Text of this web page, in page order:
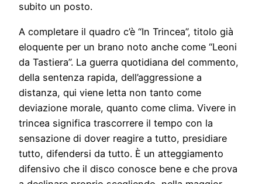
subito un posto.
A completare il quadro c’è “In Trincea”, titolo già
eloquente per un brano noto anche come “Leoni
da Tastiera”. La guerra quotidiana del commento,
della sentenza rapida, dell’aggressione a
distanza, qui viene letta non tanto come
deviazione morale, quanto come clima. Vivere in
trincea significa trascorrere il tempo con la
sensazione di dover reagire a tutto, presidiare
tutto, difendersi da tutto. È un atteggiamento
difensivo che il disco conosce bene e che prova